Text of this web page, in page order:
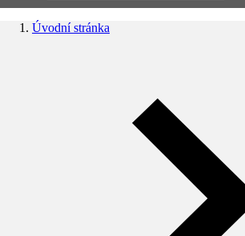
Úvodní stránka